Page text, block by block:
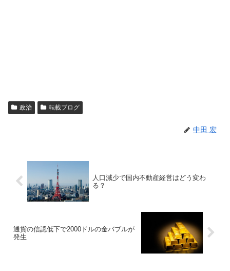
政治 転載ブログ
中田 宏
人口減少で国内不動産経営はどう変わ
る？
通貨の信認低下で2000ドルの金バブルが
発生